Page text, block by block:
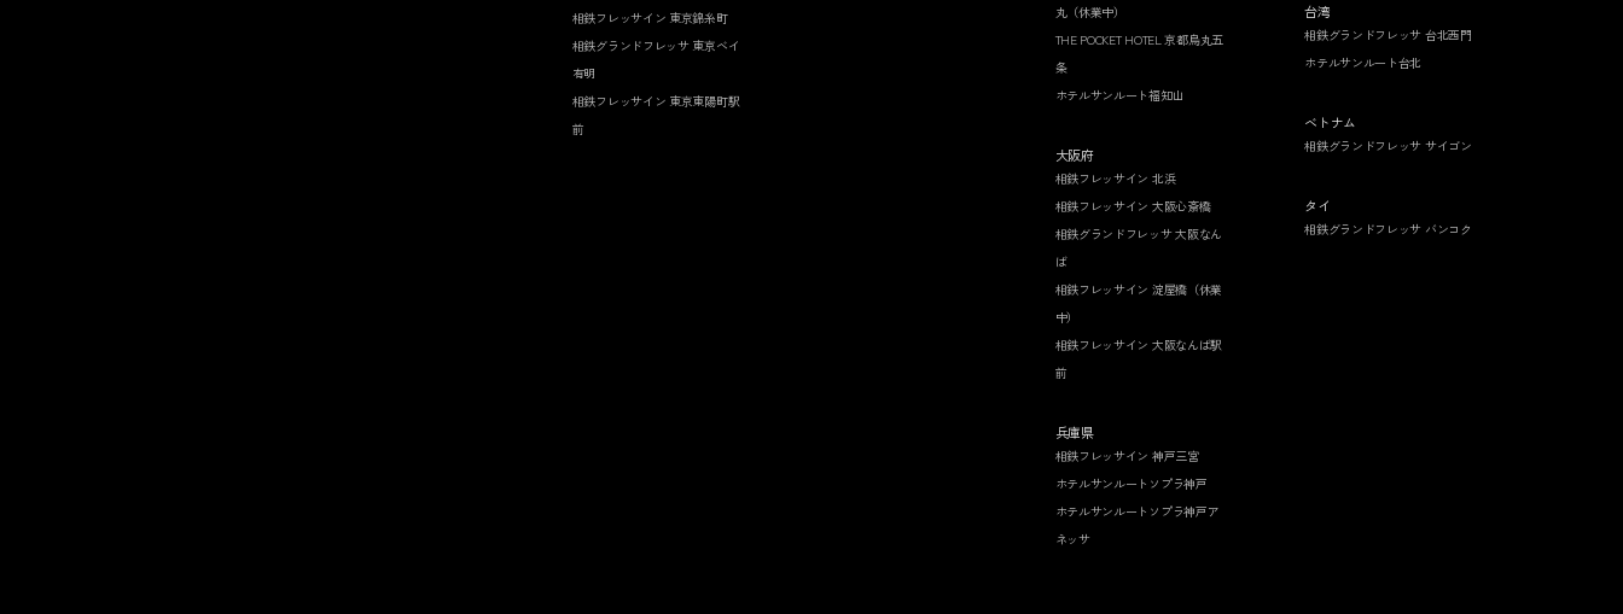
相鉄フレッサイン 東京錦糸町
相鉄グランドフレッサ 東京ベイ
有明
相鉄フレッサイン 東京東陽町駅
前
丸（休業中）
THE POCKET HOTEL 京都烏丸五
条
ホテルサンルート福知山
大阪府
相鉄フレッサイン 北浜
相鉄フレッサイン 大阪心斎橋
相鉄グランドフレッサ 大阪なん
ば
相鉄フレッサイン 淀屋橋（休業
中）
相鉄フレッサイン 大阪なんば駅
前
兵庫県
相鉄フレッサイン 神戸三宮
ホテルサンルートソプラ神戸
ホテルサンルートソプラ神戸ア
ネッサ
台湾
相鉄グランドフレッサ 台北西門
ホテルサンルート台北
ベトナム
相鉄グランドフレッサ サイゴン
タイ
相鉄グランドフレッサ バンコク